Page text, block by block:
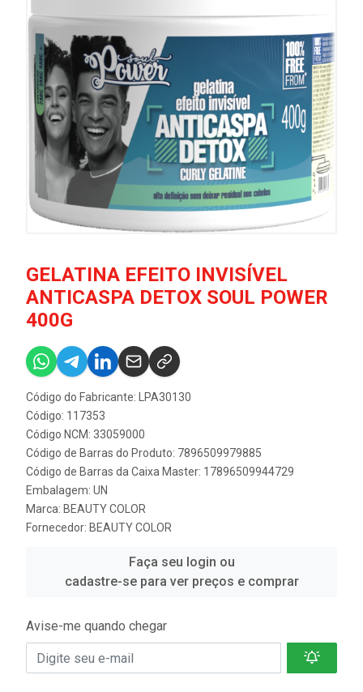
GELATINA EFEITO INVISÍVEL
ANTICASPA DETOX SOUL POWER
400G
Código do Fabricante: LPA30130
Código: 117353
Código NCM: 33059000
Código de Barras do Produto: 7896509979885
Código de Barras da Caixa Master: 17896509944729
Embalagem: UN
Marca: BEAUTY COLOR
Fornecedor: BEAUTY COLOR
Faça seu login ou
cadastre-se para ver preços e comprar
Avise-me quando chegar